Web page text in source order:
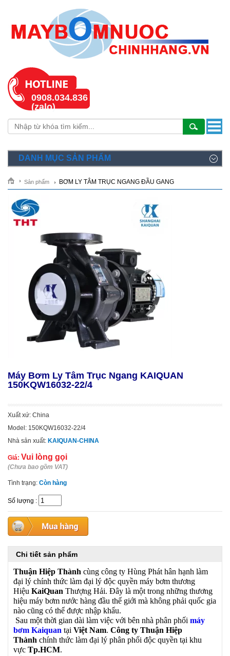
0908.034.836
(zalo)
DANH MỤC SẢN PHẨM
Sản phẩm BƠM LY TÂM TRỤC NGANG ĐẦU GANG
Máy Bơm Ly Tâm Trục Ngang KAIQUAN
150KQW16032-22/4
Xuất xứ: China
Model: 150KQW16032-22/4
Nhà sản xuất: KAIQUAN-CHINA
Giá: Vui lòng gọi
(Chưa bao gồm VAT)
Tình trạng: Còn hàng
Số lượng :
Chi tiết sản phẩm
Thuận Hiệp Thành cùng công ty Hùng Phát hân hạnh làm
đại lý chính thức làm đại lý độc quyền máy bơm thương
Hiệu KaiQuan Thượng Hải. Đây là một trong những thương
hiệu máy bơm nước hàng đầu thế giới mà không phải quốc gia
nào cũng có thể được nhập khẩu.
Sau một thời gian dài làm việc với bên nhà phân phối máy
bơm Kaiquan tại Việt Nam. Công ty Thuận Hiệp
Thành chính thức làm đại lý phân phối độc quyền tại khu
vực Tp.HCM.